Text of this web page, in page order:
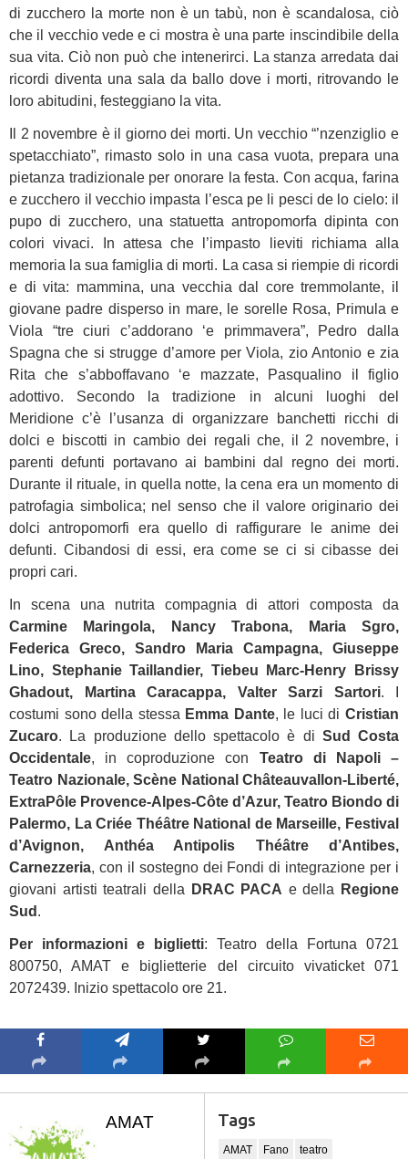
di zucchero la morte non è un tabù, non è scandalosa, ciò
che il vecchio vede e ci mostra è una parte inscindibile della
sua vita. Ciò non può che intenerirci. La stanza arredata dai
ricordi diventa una sala da ballo dove i morti, ritrovando le
loro abitudini, festeggiano la vita.
Il 2 novembre è il giorno dei morti. Un vecchio “’nzenziglio e
spetacchiato”, rimasto solo in una casa vuota, prepara una
pietanza tradizionale per onorare la festa. Con acqua, farina
e zucchero il vecchio impasta l’esca pe li pesci de lo cielo: il
pupo di zucchero, una statuetta antropomorfa dipinta con
colori vivaci. In attesa che l’impasto lieviti richiama alla
memoria la sua famiglia di morti. La casa si riempie di ricordi
e di vita: mammina, una vecchia dal core tremmolante, il
giovane padre disperso in mare, le sorelle Rosa, Primula e
Viola “tre ciuri c’addorano ‘e primmavera”, Pedro dalla
Spagna che si strugge d’amore per Viola, zio Antonio e zia
Rita che s’abboffavano ‘e mazzate, Pasqualino il figlio
adottivo. Secondo la tradizione in alcuni luoghi del
Meridione c’è l’usanza di organizzare banchetti ricchi di
dolci e biscotti in cambio dei regali che, il 2 novembre, i
parenti defunti portavano ai bambini dal regno dei morti.
Durante il rituale, in quella notte, la cena era un momento di
patrofagia simbolica; nel senso che il valore originario dei
dolci antropomorfi era quello di raffigurare le anime dei
defunti. Cibandosi di essi, era come se ci si cibasse dei
propri cari.
In scena una nutrita compagnia di attori composta da
Carmine Maringola, Nancy Trabona, Maria Sgro,
Federica Greco, Sandro Maria Campagna, Giuseppe
Lino, Stephanie Taillandier, Tiebeu Marc-Henry Brissy
Ghadout, Martina Caracappa, Valter Sarzi Sartori. I
costumi sono della stessa Emma Dante, le luci diCristian
Zucaro. La produzione dello spettacolo è di Sud Costa
Occidentale, in coproduzione con Teatro di Napoli –
Teatro Nazionale, Scène National Châteauvallon-Liberté,
ExtraPôle Provence-Alpes-Côte d’Azur, Teatro Biondo di
Palermo, La Criée Théâtre National de Marseille, Festival
d’Avignon, Anthéa Antipolis Théâtre d’Antibes,
Carnezzeria, con il sostegno dei Fondi di integrazione per i
giovani artisti teatrali della
DRAC PACA e della
Regione
Sud .
Per informazioni e biglietti: Teatro della Fortuna 0721
800750, AMAT e biglietterie del circuito vivaticket 071
2072439. Inizio spettacolo ore 21.
AMAT Tags
AMAT Fano teatro